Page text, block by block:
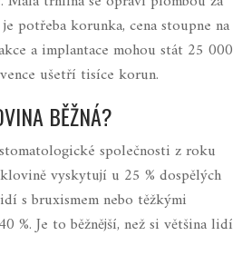
potřeba korunka, cena stoupne na
a implantace mohou stát 25 000
ušetří tisíce korun.
BĚŽNÁ?
společnosti z roku
vyskytují u 25 % dospělých
s bruxismem nebo těžkými
%. Je to běžnější, než si většina lidí